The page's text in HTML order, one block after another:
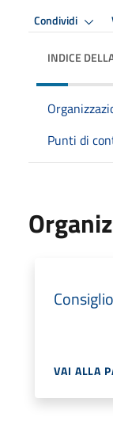
Condividi
INDICE
Punti di
VAI ALLA